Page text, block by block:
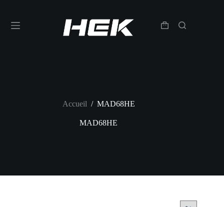
Accueil / MAD68HE
MAD68HE